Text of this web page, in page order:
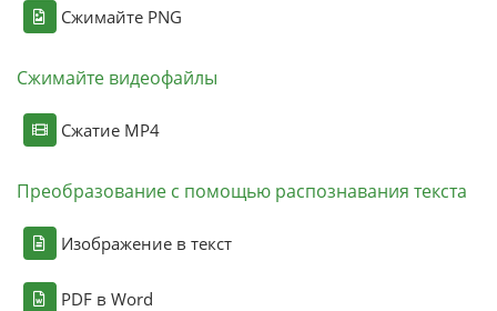
Сжимайте PNG
Сжимайте видеофайлы
Сжатие MP4
Преобразование с помощью распознавания текста
Изображение в текст
PDF в Word